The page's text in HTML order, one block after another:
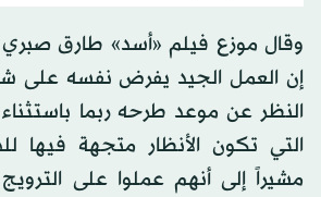
وقال موزع فيلم «أسد» طارق صبري
إن العمل الجيد يفرض نفسه على
النظر عن موعد طرحه ربما
التي تكون الأنظار متجهة فيها
مشيراً إلى أنهم عملوا على